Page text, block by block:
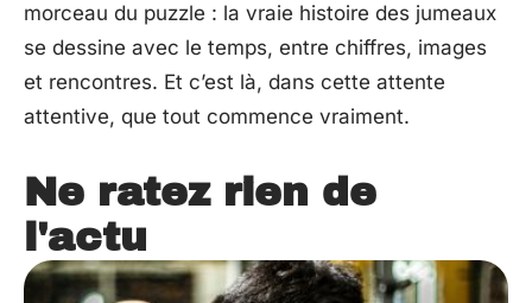
morceau du puzzle : la vraie histoire des jumeaux
se dessine avec le temps, entre chiffres, images
et rencontres. Et c’est là, dans cette attente
attentive, que tout commence vraiment.
Ne ratez rien de
l'actu